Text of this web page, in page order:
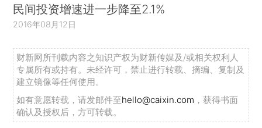
民间投资增速进一步降至2.1%
2016年08月12日
财新网所刊载内容之知识产权为财新传媒及/或相关权利人
专属所有或持有。未经许可，禁止进行转载、摘编、复制及
建立镜像等任何使用。
如有意愿转载，请发邮件至hello@caixin.com ，获得书面
确认及授权后，方可转载。